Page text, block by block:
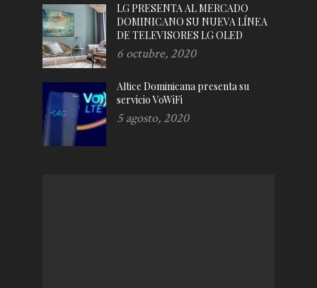
LG PRESENTA AL MERCADO
DOMINICANO SU NUEVA LÍNEA
DE TELEVISORES LG OLED
6 octubre, 2020
Altice Dominicana presenta su
servicio VoWiFi
5 agosto, 2020